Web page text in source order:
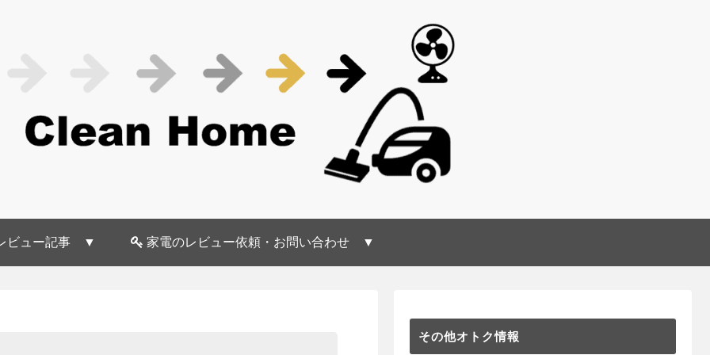
ビュー記事 ▼ 家電のレビュー依頼・お問い合わせ ▼
その他オトク情報